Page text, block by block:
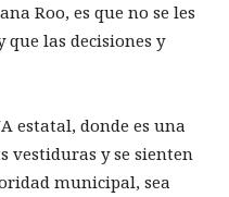
Roo, es que no se les
las decisiones y
estatal, donde es una
vestiduras y se sienten
municipal, sea